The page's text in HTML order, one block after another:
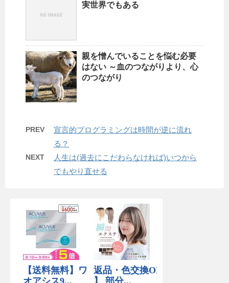
実世界でもある
親を憎んでいることを悩む必要
はない ～血のつながりより、心
のつながり
PREV
宣言的プログラミングは時間が逆に流れ
る？
NEXT
人生は(過去にこだわらなければ)いつから
でもやり直せる